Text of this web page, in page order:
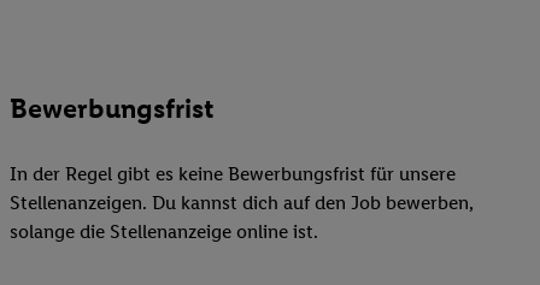
Bewerbungsfrist
In der Regel gibt es keine Bewerbungsfrist für unsere
Stellenanzeigen. Du kannst dich auf den Job bewerben,
solange die Stellenanzeige online ist.